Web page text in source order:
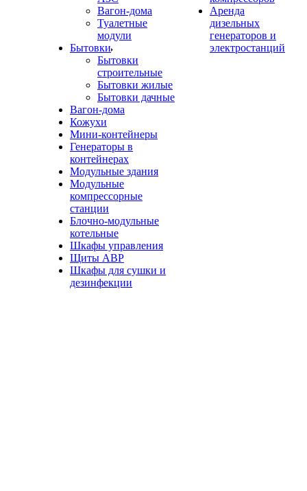
Вагон-дома
Туалетные
модули
Бытовки
Бытовки
строительные
Бытовки жилые
Бытовки дачные
Вагон-дома
Кожухи
Мини-контейнеры
Генераторы в
контейнерах
Модульные здания
Модульные
компрессорные
станции
Блочно-модульные
котельные
Шкафы управления
Щиты АВР
Шкафы для сушки и
дезинфекции
Аренда
дизельных
генераторов и
электростанций